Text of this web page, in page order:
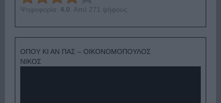
Ψηφοφορία: 4.0 . Από 271 ψήφους.
ΟΠΟΥ ΚΙ ΑΝ ΠΑΣ – ΟΙΚΟΝΟΜΟΠΟΥΛΟΣ
ΝΙΚΟΣ